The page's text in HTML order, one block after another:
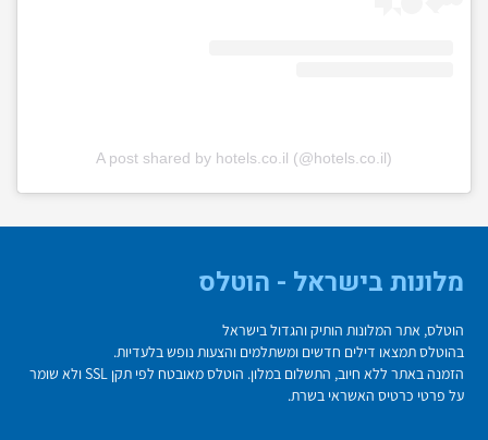
A post shared by hotels.co.il (@hotels.co.il)
מלונות בישראל - הוטלס
הוטלס, אתר המלונות הותיק והגדול בישראל
בהוטלס תמצאו דילים חדשים ומשתלמים והצעות נופש בלעדיות.
הזמנה באתר ללא חיוב, התשלום במלון. הוטלס מאובטח לפי תקן SSL ולא שומר
על פרטי כרטיס האשראי בשרת.